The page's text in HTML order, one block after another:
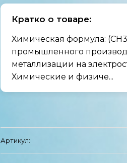
Кратко о товаре:
Химическая формула:
промышленного
металлизации на
Химические и физиче...
Артикул: